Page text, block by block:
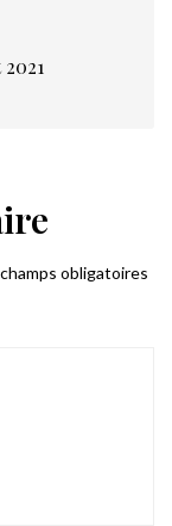
obligatoires